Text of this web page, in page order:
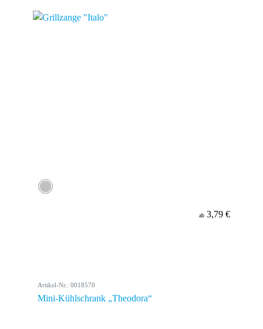
ab 3,79 €
Artikel-Nr.: 0018570
Mini-Kühlschrank „Theodora“